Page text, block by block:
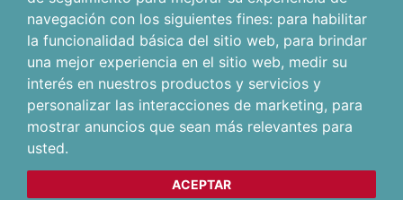
navegación con los siguientes fines: para habilitar
la funcionalidad básica del sitio web, para brindar
una mejor experiencia en el sitio web, medir su
interés en nuestros productos y servicios y
personalizar las interacciones de marketing, para
mostrar anuncios que sean más relevantes para
usted.
ACEPTAR